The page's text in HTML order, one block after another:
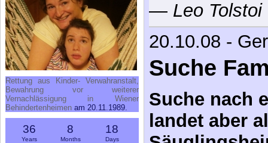
Rettung aus Kinder- Verwahranstalt,
Bewahrung vor weiterer
Vernachlässigung in Wiener
Behindertenheimen am 20.11.1989.
36
Years
8
Months
18
Days
20.10.08 -
Suche
Suche nach
landet aber